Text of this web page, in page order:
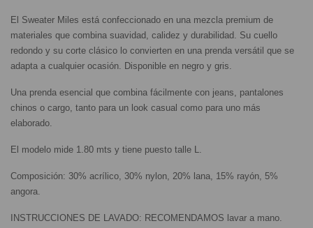
El Sweater Miles está confeccionado en una mezcla premium de
materiales que combina suavidad, calidez y durabilidad. Su cuello
redondo y su corte clásico lo convierten en una prenda versátil que se
adapta a cualquier ocasión. Disponible en negro y gris.
Una prenda esencial que combina fácilmente con jeans, pantalones
chinos o cargo, tanto para un look casual como para uno más
elaborado.
El modelo mide 1.80 mts y tiene puesto talle L.
Composición: 30% acrílico, 30% nylon, 20% lana, 15% rayón, 5%
angora.
INSTRUCCIONES DE LAVADO: RECOMENDAMOS lavar a mano.